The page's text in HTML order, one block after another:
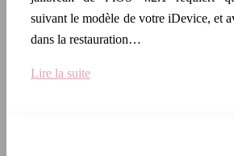
suivant le modèle de votre iDevice, et
dans la restauration…
Lire la suite